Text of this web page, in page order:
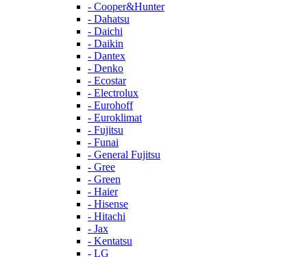
- Cooper&Hunter
- Dahatsu
- Daichi
- Daikin
- Dantex
- Denko
- Ecostar
- Electrolux
- Eurohoff
- Euroklimat
- Fujitsu
- Funai
- General Fujitsu
- Gree
- Green
- Haier
- Hisense
- Hitachi
- Jax
- Kentatsu
- LG